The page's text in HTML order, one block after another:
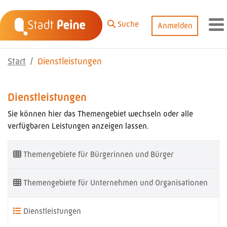
Zum Hauptinhalt springen
Suche
Anmelden
Start Dienstleistungen
Dienstleistungen
Sie können hier das Themengebiet wechseln oder alle
verfügbaren Leistungen anzeigen lassen.
Themengebiete für Bürgerinnen und Bürger
Themengebiete für Unternehmen und Organisationen
Dienstleistungen